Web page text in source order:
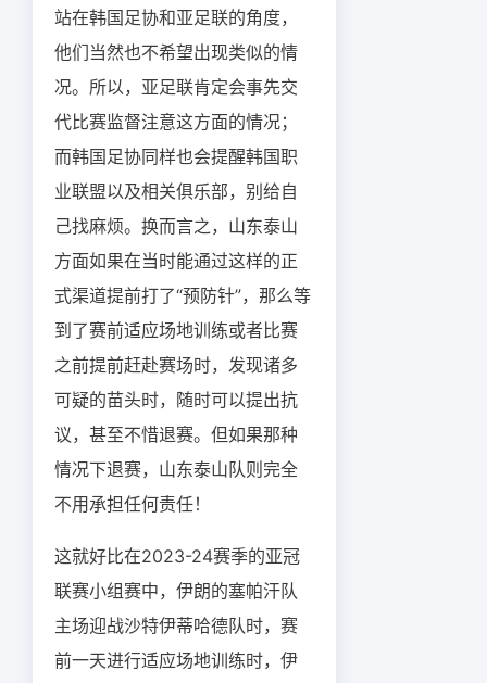
站在韩国足协和亚足联的角度，
他们当然也不希望出现类似的情
况。所以，亚足联肯定会事先交
代比赛监督注意这方面的情况；
而韩国足协同样也会提醒韩国职
业联盟以及相关俱乐部，别给自
己找麻烦。换而言之，山东泰山
方面如果在当时能通过这样的正
式渠道提前打了“预防针”，那么等
到了赛前适应场地训练或者比赛
之前提前赶赴赛场时，发现诸多
可疑的苗头时，随时可以提出抗
议，甚至不惜退赛。但如果那种
情况下退赛，山东泰山队则完全
不用承担任何责任！
这就好比在2023-24赛季的亚冠
联赛小组赛中，伊朗的塞帕汗队
主场迎战沙特伊蒂哈德队时，赛
前一天进行适应场地训练时，伊